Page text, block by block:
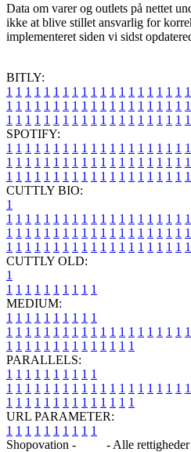
Data om varer og outlets på nettet
ikke at blive stillet ansvarlig for
implementeret siden vi sidst
BITLY:
1 1 1 1 1 1 1 1 1 1 1 1 1 1 1 1 1 1 1 1
1 1 1 1 1 1 1 1 1 1 1 1 1 1 1 1 1 1 1 1
1 1 1 1 1 1 1 1 1 1 1 1 1 1 1 1 1 1 1 1
SPOTIFY:
1 1 1 1 1 1 1 1 1 1 1 1 1 1 1 1 1 1 1 1
1 1 1 1 1 1 1 1 1 1 1 1 1 1 1 1 1 1 1 1
1 1 1 1 1 1 1 1 1 1 1 1 1 1 1 1 1 1 1 1
CUTTLY BIO:
1
1 1 1 1 1 1 1 1 1 1 1 1 1 1 1 1 1 1 1 1
1 1 1 1 1 1 1 1 1 1 1 1 1 1 1 1 1 1 1 1
1 1 1 1 1 1 1 1 1 1 1 1 1 1 1 1 1 1 1 1
CUTTLY OLD:
1
1 1 1 1 1 1 1 1 1 1
MEDIUM:
1 1 1 1 1 1 1 1 1 1
1 1 1 1 1 1 1 1 1 1 1 1 1 1 1 1 1 1 1 1
1 1 1 1 1 1 1 1 1 1 1 1 1 1
PARALLELS:
1 1 1 1 1 1 1 1 1 1
1 1 1 1 1 1 1 1 1 1 1 1 1 1 1 1 1 1 1 1
1 1 1 1 1 1 1 1 1 1 1 1 1 1
URL PARAMETER:
1 1 1 1 1 1 1 1 1 1
Shopovation -
- Alle